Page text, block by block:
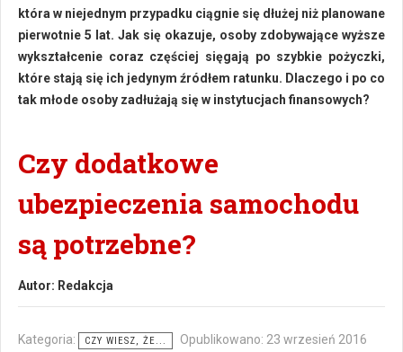
która w niejednym przypadku ciągnie się dłużej niż planowane
pierwotnie 5 lat. Jak się okazuje, osoby zdobywające wyższe
wykształcenie coraz częściej sięgają po szybkie pożyczki,
które stają się ich jedynym źródłem ratunku. Dlaczego i po co
tak młode osoby zadłużają się w instytucjach finansowych?
Czy dodatkowe
ubezpieczenia samochodu
są potrzebne?
Autor: Redakcja
Kategoria: CZY WIESZ, ŻE...
Opublikowano: 23 wrzesień 2016